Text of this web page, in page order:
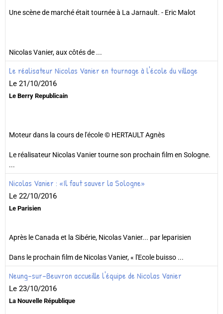
Une scène de marché était tournée à La Jarnault. - Eric Malot
Nicolas Vanier, aux côtés de ...
Le réalisateur Nicolas Vanier en tournage à l'école du village
Le 21/10/2016
Le Berry Republicain
Moteur dans la cours de l'école © HERTAULT Agnès
Le réalisateur Nicolas Vanier tourne son prochain film en Sologne.
...
Nicolas Vanier : «Il faut sauver la Sologne»
Le 22/10/2016
Le Parisien
Après le Canada et la Sibérie, Nicolas Vanier... par leparisien
Dans le prochain film de Nicolas Vanier, « l'Ecole buisso ...
Neung-sur-Beuvron accueille l'équipe de Nicolas Vanier
Le 23/10/2016
La Nouvelle République